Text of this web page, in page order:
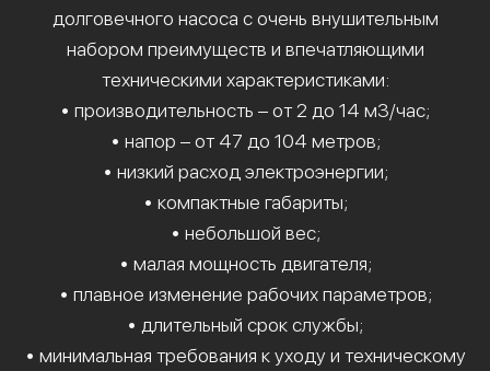
долговечного насоса с очень внушительным
набором преимуществ и впечатляющими
техническими характеристиками:
• производительность – от 2 до 14 м3/час;
• напор – от 47 до 104 метров;
• низкий расход электроэнергии;
• компактные габариты;
• небольшой вес;
• малая мощность двигателя;
• плавное изменение рабочих параметров;
• длительный срок службы;
• минимальная требования к уходу и техническому